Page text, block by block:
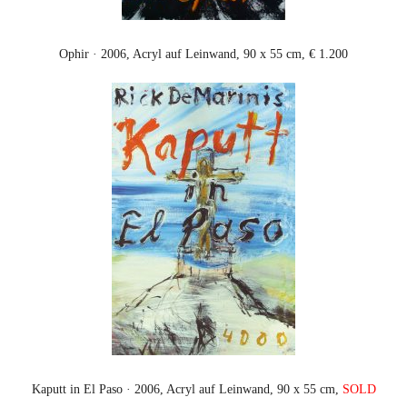
Ophir · 2006, Acryl auf Leinwand, 90 x 55 cm, € 1.200
Kaputt in El Paso · 2006, Acryl auf Leinwand, 90 x 55 cm, SOLD